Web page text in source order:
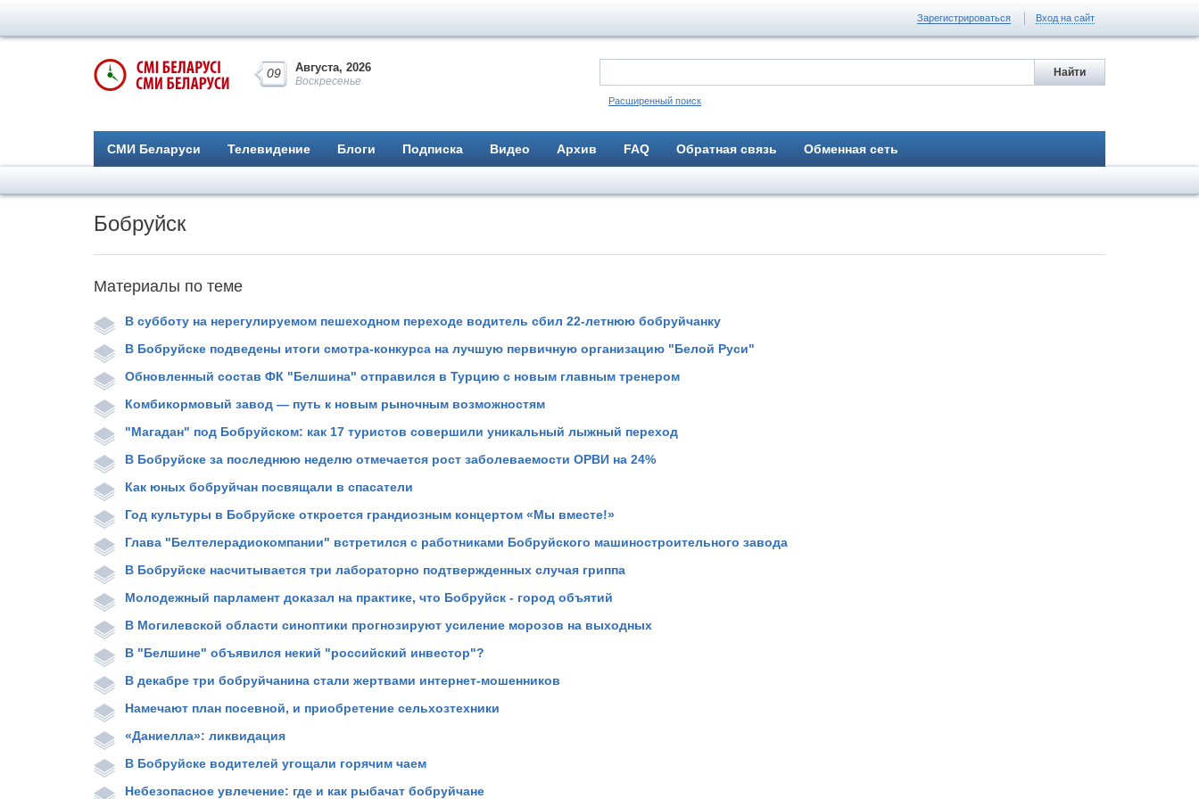
Зарегистрироваться Вход на сайт
09 Августа, 2026
Воскресенье
Расширенный поиск
СМИ Беларуси Телевидение Блоги Подписка Видео Архив FAQ Обратная связь Обменная сеть
Бобруйск
Материалы по теме
В субботу на нерегулируемом пешеходном переходе водитель сбил 22-летнюю бобруйчанку
В Бобруйске подведены итоги смотра-конкурса на лучшую первичную организацию "Белой Руси"
Обновленный состав ФК "Белшина" отправился в Турцию с новым главным тренером
Комбикормовый завод — путь к новым рыночным возможностям
"Магадан" под Бобруйском: как 17 туристов совершили уникальный лыжный переход
В Бобруйске за последнюю неделю отмечается рост заболеваемости ОРВИ на 24%
Как юных бобруйчан посвящали в спасатели
Год культуры в Бобруйске откроется грандиозным концертом «Мы вместе!»
Глава "Белтелерадиокомпании" встретился с работниками Бобруйского машиностроительного завода
В Бобруйске насчитывается три лабораторно подтвержденных случая гриппа
Молодежный парламент доказал на практике, что Бобруйск - город объятий
В Могилевской области синоптики прогнозируют усиление морозов на выходных
В "Белшине" объявился некий "российский инвестор"?
В декабре три бобруйчанина стали жертвами интернет-мошенников
Намечают план посевной, и приобретение сельхозтехники
«Даниелла»: ликвидация
В Бобруйске водителей угощали горячим чаем
Небезопасное увлечение: где и как рыбачат бобруйчане